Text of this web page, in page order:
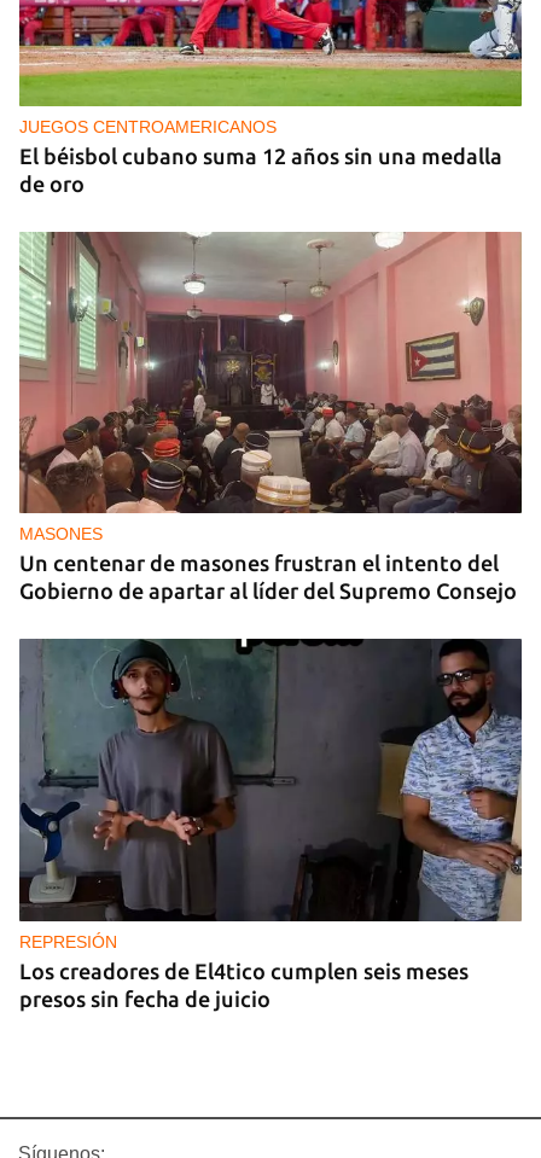
MÚSICA
Un público enamorado de Celia Cruz desafía la
censura en un homenaje en La Habana
JUEGOS CENTROAMERICANOS
El béisbol cubano suma 12 años sin una medalla
de oro
MASONES
Un centenar de masones frustran el intento del
Gobierno de apartar al líder del Supremo Consejo
REPRESIÓN
Los creadores de El4tico cumplen seis meses
presos sin fecha de juicio
Síguenos: